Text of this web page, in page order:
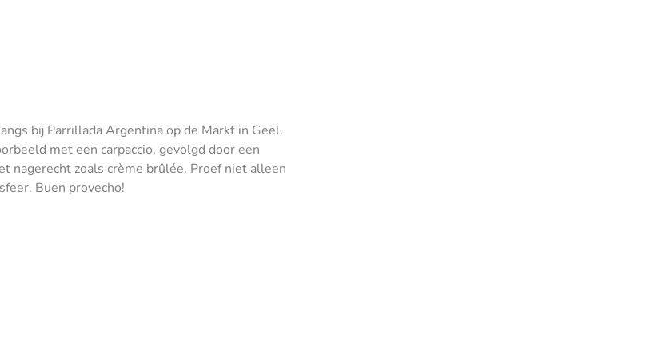
bij Parrillada Argentina op de Markt in Geel.
met een carpaccio, gevolgd door een
nagerecht zoals crème brûlée. Proef niet alleen
Buen provecho!